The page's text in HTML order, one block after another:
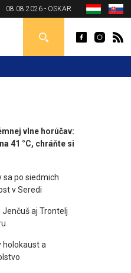
08.08.2026 - OSKAR
vlne horúčav:
41 °C, chráňte si
sa po siedmich
v Seredi
Jenčuš aj Trontelj
holokaust a